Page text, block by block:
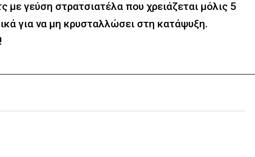
με γεύση στρατσιατέλα που χρειάζεται μόλις 5
για να μη κρυσταλλώσει στη κατάψυξη.